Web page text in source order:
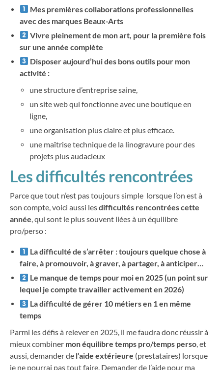
Mes premières collaborations professionnelles
avec des marques Beaux-Arts
Vivre pleinement de mon art, pour la première fois
sur une année complète
Disposer aujourd’hui des bons outils pour mon
activité :
une structure d’entreprise saine,
un site web qui fonctionne avec une boutique en
ligne,
une organisation plus claire et plus efficace.
une maîtrise technique de la linogravure pour des
projets plus audacieux
Les difficultés rencontrées
Parce que tout n’est pas toujours simple lorsque l’on est à
son compte, voici aussi lesdifficultés rencontrées cette
année, qui sont le plus souvent liées à un équilibre
pro/perso :
La difficulté de s’arrêter : toujours quelque chose à
faire, à promouvoir, à graver, à partager, à anticiper…
Le manque de temps pour moi en 2025 (un point sur
lequel je compte travailler activement en 2026)
La difficulté de gérer 10 métiers en 1 en même
temps
Parmi les défis à relever en 2025, il me faudra donc réussir à
mieux combiner mon équilibre temps pro/temps perso, et
aussi, demander de l’aide extérieure (prestataires) lorsque
je ne pourrai pas tout faire. Demander de l’aide pour ma